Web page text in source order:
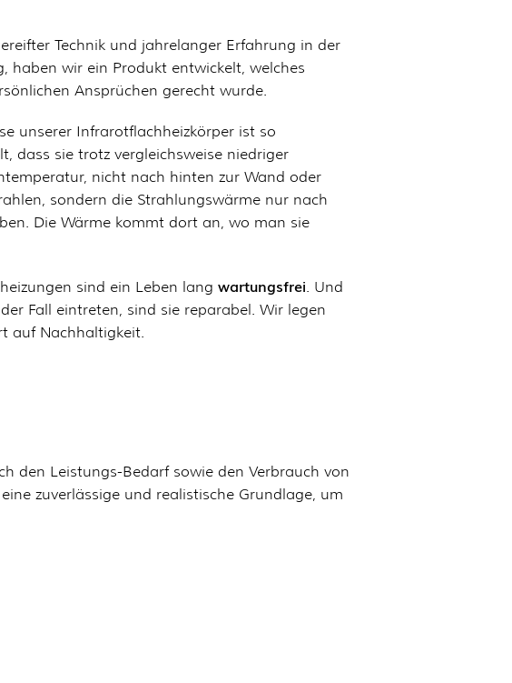
Technik und jahrelanger Erfahrung in der
haben wir ein Produkt entwickelt, welches
Ansprüchen gerecht wurde.
unserer Infrarotflachheizkörper ist so
dass sie trotz vergleichsweise niedriger
nicht nach hinten zur Wand oder
sondern die Strahlungswärme nur nach
Die Wärme kommt dort an, wo man sie
sind ein Leben lang wartungsfrei . Und
Fall eintreten, sind sie reparabel. Wir legen
auf Nachhaltigkeit.
den Leistungs-Bedarf sowie den Verbrauch von
zuverlässige und realistische Grundlage, um